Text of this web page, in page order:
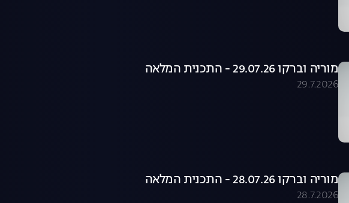
מוריה וברקו 29.07.26 - התכנית המלאה
29.7.2026
מוריה וברקו 28.07.26 - התכנית המלאה
28.7.2026